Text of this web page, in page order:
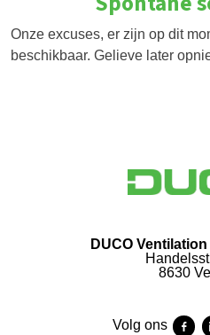
Onze excuses, er zijn op dit
beschikbaar. Gelieve later
DUCO
8630
Volg ons Volg